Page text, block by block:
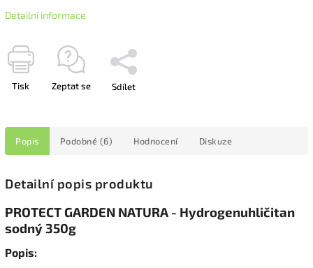
Detailní informace
Tisk Zeptat se Sdílet
Popis Podobné (6) Hodnocení Diskuze
Detailní popis produktu
PROTECT GARDEN NATURA - Hydrogenuhličitan
sodný 350g
Popis: